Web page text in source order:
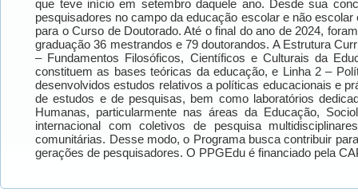
que teve início em setembro daquele ano. Desde sua
pesquisadores no campo da educação escolar e não
para o Curso de Doutorado. Até o final do ano de 2024,
graduação 36 mestrandos e 79 doutorandos. A Estrutura
– Fundamentos Filosóficos, Científicos e Culturais da
constituem as bases teóricas da educação, e Linha 2 –
desenvolvidos estudos relativos a políticas educacionais e
de estudos e de pesquisas, bem como laboratórios
Humanas, particularmente nas áreas da Educação,
internacional com coletivos de pesquisa
comunitárias. Desse modo, o Programa busca contribuir
gerações de pesquisadores. O PPGEdu é financiado pela